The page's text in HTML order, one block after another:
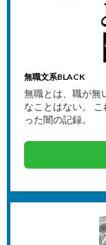
無職文系BLACK
無職とは、職が無
なことはない。
った闇の記録。